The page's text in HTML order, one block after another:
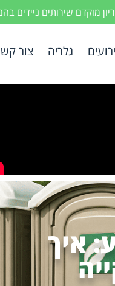
מוקדם שירותים ניידים
גלריה צור
איך